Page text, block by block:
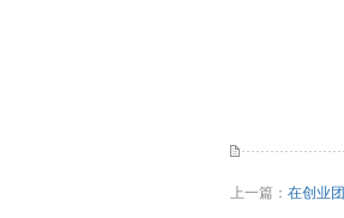
上一篇： 在创业